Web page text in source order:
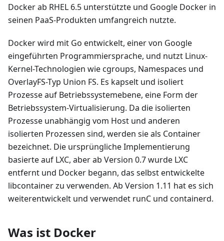
Docker ab RHEL 6.5 unterstützte und Google Docker in
seinen PaaS-Produkten umfangreich nutzte.
Docker wird mit Go entwickelt, einer von Google
eingeführten Programmiersprache, und nutzt Linux-
Kernel-Technologien wie cgroups, Namespaces und
OverlayFS-Typ Union FS. Es kapselt und isoliert
Prozesse auf Betriebssystemebene, eine Form der
Betriebssystem-Virtualisierung. Da die isolierten
Prozesse unabhängig vom Host und anderen
isolierten Prozessen sind, werden sie als Container
bezeichnet. Die ursprüngliche Implementierung
basierte auf LXC, aber ab Version 0.7 wurde LXC
entfernt und Docker begann, das selbst entwickelte
libcontainer zu verwenden. Ab Version 1.11 hat es sich
weiterentwickelt und verwendet runC und containerd.
Was ist Docker